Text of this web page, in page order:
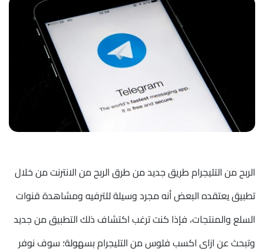
الربح من التليجرام طريق جديد من طرق الربح من الانترنت من خلال
تطبيق يعتقده البعض أنه مجرد وسيلة للترفيه ومشاهدة قنوات
السلع والمنتجات، فإذا كنت ترغب اكتشاف ذلك التطبيق من جديد
وتبحث عن ازاى اكسب فلوس من التليجرام بسهولة؛ سوف نوفر